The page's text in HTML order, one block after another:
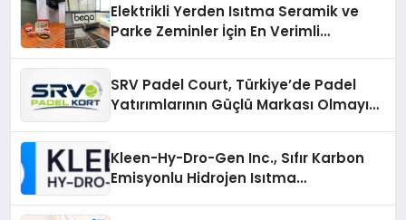
Elektrikli Yerden Isıtma Seramik ve
Parke Zeminler İçin En Verimli
SRV Padel Court, Türkiye’de Padel
Yatırımlarının Güçlü Markası Olmayı
Kleen-Hy-Dro-Gen Inc., Sıfır Karbon
Emisyonlu Hidrojen Isıtma